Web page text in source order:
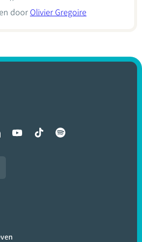
door Olivier Gregoire
les réseaux